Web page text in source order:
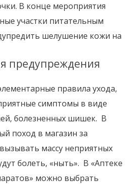
В конце мероприятия
участки питательным
шелушение кожи на
предупреждения
правила ухода,
симптомы в виде
болезненных шишек. В
поход в магазин за
массу неприятных
болеть, «ныть». В «Аптеке
можно выбрать